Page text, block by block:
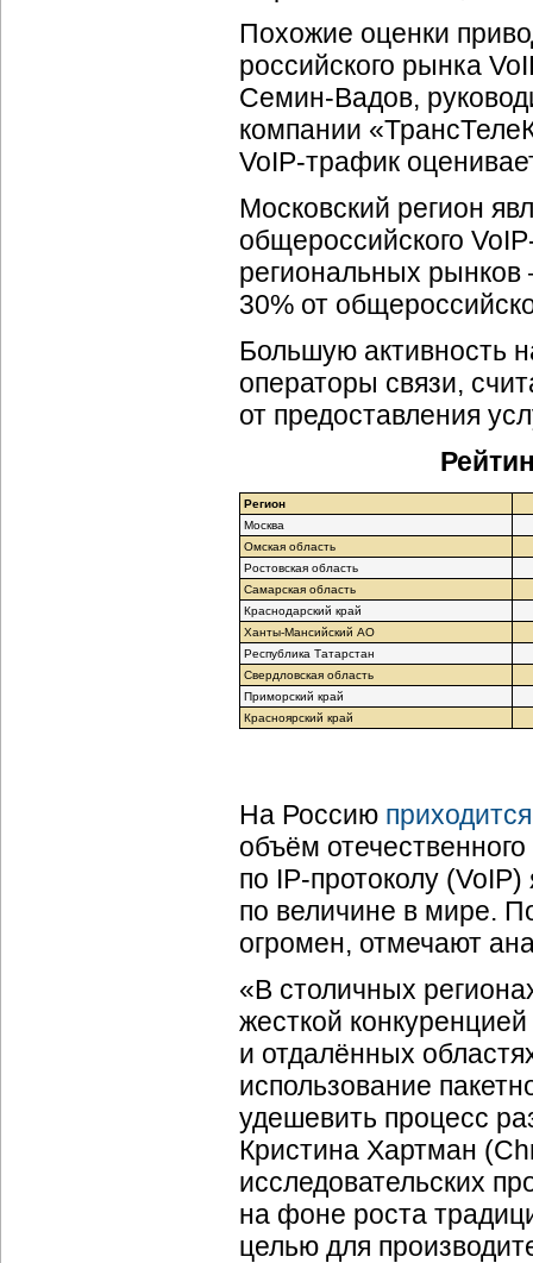
Похожие оценки
российского рынка
Семин-Вадов,
компании
VoIP-трафик
Московский регион
общероссийского
региональных
30% от
Большую активность
операторы связи,
от предоставления
Регион
Москва
Омская область
Ростовская область
Самарская область
Краснодарский край
Ханты-Мансийский АО
Республика Татарстан
Свердловская область
Приморский край
Красноярский край
На Россию приходится
объём
по IP-протоколу (VoIP)
по величине в мире.
огромен, отмечают
«В столичных
жесткой
и отдалённых
использование
удешевить процесс
Кристина Хартман
исследовательских
на фоне роста
целью для